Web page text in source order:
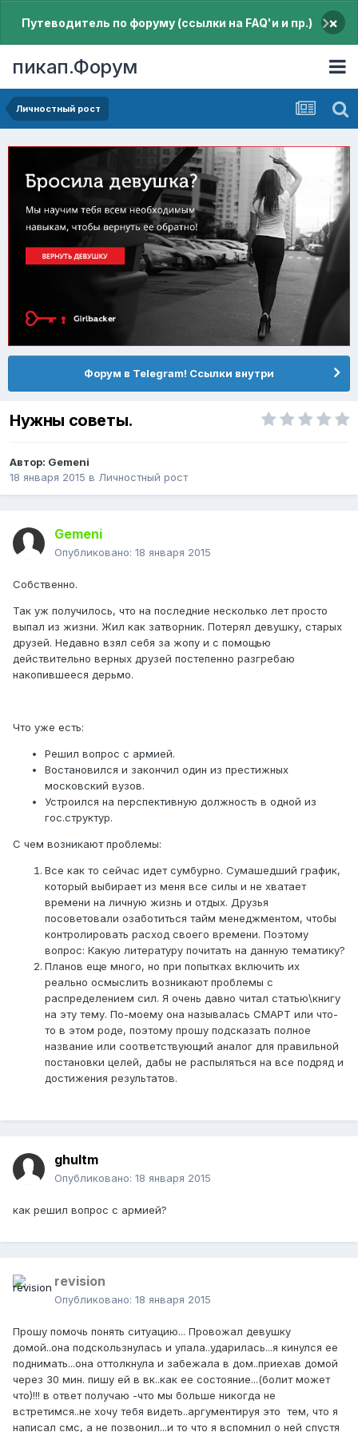
Путеводитель по форуму (ссылки на FAQ'и и пр.) ×
пикап.Форум
Личностный рост
Форум в Telegram! Ссылки внутри
Нужны советы.
Автор: Gemeni
18 января 2015 в Личностный рост
Gemeni
Опубликовано: 18 января 2015
Собственно.
Так уж получилось, что на последние несколько лет просто
выпал из жизни. Жил как затворник. Потерял девушку, старых
друзей. Недавно взял себя за жопу и с помощью
действительно верных друзей постепенно разгребаю
накопившееся дерьмо.
Что уже есть:
Решил вопрос с армией.
Востановился и закончил один из престижных
московский вузов.
Устроился на перспективную должность в одной из
гос.структур.
С чем возникают проблемы:
Все как то сейчас идет сумбурно. Сумашедший график,
который выбирает из меня все силы и не хватает
времени на личную жизнь и отдых. Друзья
посоветовали озаботиться тайм менеджментом, чтобы
контролировать расход своего времени. Поэтому
вопрос: Какую литературу почитать на данную тематику?
Планов еще много, но при попытках включить их
реально осмыслить возникают проблемы с
распределением сил. Я очень давно читал статью\книгу
на эту тему. По-моему она называлась СМАРТ или что-
то в этом роде, поэтому прошу подсказать полное
название или соответствующий аналог для правильной
постановки целей, дабы не распыляться на все подряд и
достижения результатов.
ghultm
Опубликовано: 18 января 2015
как решил вопрос с армией?
revision
Опубликовано: 18 января 2015
Прошу помочь понять ситуацию... Провожал девушку
домой..она подскользнулась и упала..ударилась...я кинулся ее
поднимать...она оттолкнула и забежала в дом..приехав домой
через 30 мин. пишу ей в вк..как ее состояние...(болит может
что)!!! в ответ получаю -что мы больше никогда не
встретимся..не хочу тебя видеть..аргументируя это тем, что я
написал смс, а не позвонил...и то что я вспомнил о ней спустя